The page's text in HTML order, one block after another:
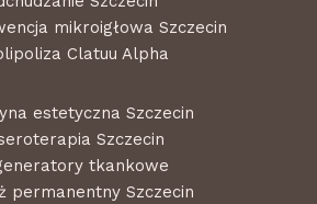
mikroigłowa Szczecin
Clatuu Alpha
estetyczna Szczecin
Szczecin
tkankowe
permanentny Szczecin